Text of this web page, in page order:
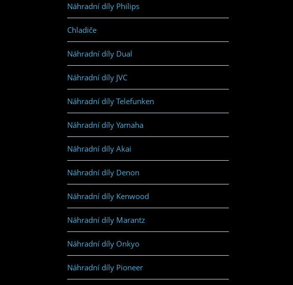
Náhradní díly Philips
Chladiče
Náhradní díly Dual
Náhradní díly JVC
Náhradní díly Telefunken
Náhradní díly Yamaha
Náhradní díly Akai
Náhradní díly Denon
Náhradní díly Kenwood
Náhradní díly Marantz
Náhradní díly Onkyo
Náhradní díly Pioneer